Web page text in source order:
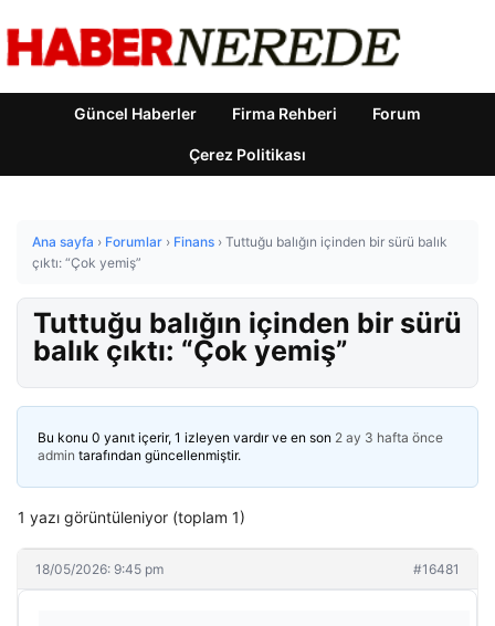
Güncel Haberler Firma Rehberi Forum
Çerez Politikası
Ana sayfa › Forumlar › Finans › Tuttuğu balığın içinden bir sürü balık
çıktı: “Çok yemiş”
Tuttuğu balığın içinden bir sürü
balık çıktı: “Çok yemiş”
Bu konu 0 yanıt içerir, 1 izleyen vardır ve en son 2 ay 3 hafta önce
admin tarafından güncellenmiştir.
1 yazı görüntüleniyor (toplam 1)
18/05/2026: 9:45 pm #16481